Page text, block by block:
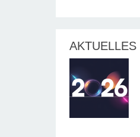
AKTUELLES